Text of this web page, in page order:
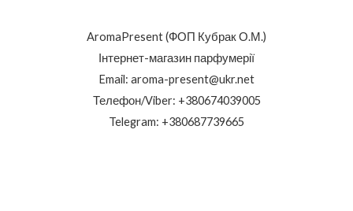
AromaPresent (ФОП Кубрак О.М.)
Інтернет-магазин парфумерії
Email: aroma-present@ukr.net
Телефон/Viber: +380674039005
Telegram: +380687739665